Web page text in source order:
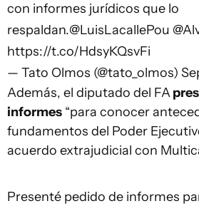
con informes jurídicos que lo
respaldan.@LuisLacallePou
https://t.co/HdsyKQsvFi
— Tato Olmos (@tato_olmos)
Además, el diputado del FA
informes “para conocer
fundamentos del Poder
acuerdo extrajudicial con
Presenté pedido de informes